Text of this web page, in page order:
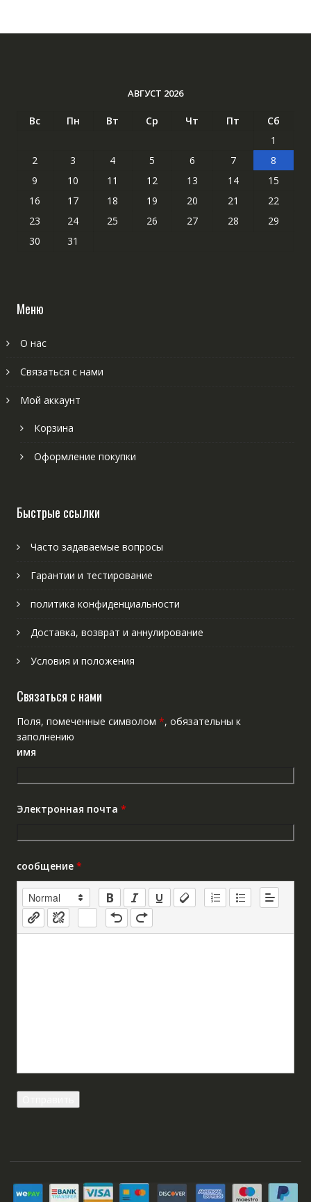
АВГУСТ 2026
Вс Пн Вт Ср Чт Пт
Сб
1
2
3 4 5 6 7
8
9
10 11 12 13 14
15
16
17 18 19 20 21
22
23
24 25 26 27 28
29
30
31
Меню
О нас
Связаться с нами
Мой аккаунт
Корзина
Оформление покупки
Быстрые ссылки
Часто задаваемые вопросы
Гарантии и тестирование
политика конфиденциальности
Доставка, возврат и аннулирование
Условия и положения
Связаться с нами
Поля, помеченные символом *, обязательны к
заполнению
имя
Электронная почта *
сообщение *